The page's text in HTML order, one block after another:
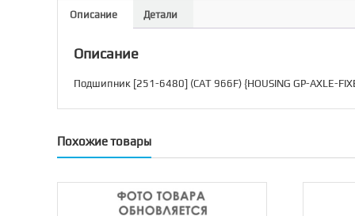
Описание Детали
Описание
Подшипник [251-6480] (CAT 966F) {HOUSING GP-AXLE-
Похожие товары